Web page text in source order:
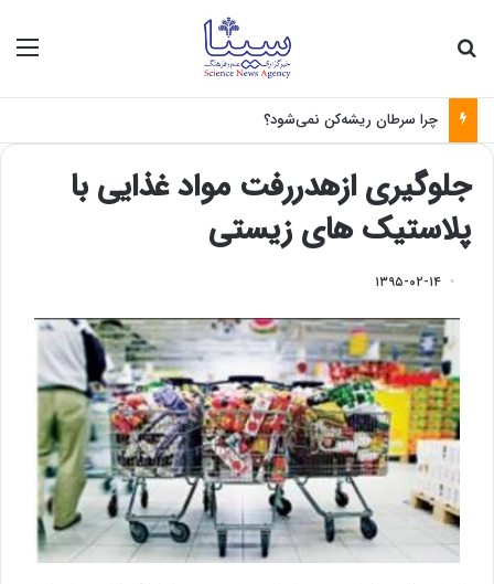
چرا سرطان ریشه‌کن نمی‌شود؟
جلوگیری ازهدررفت مواد غذایی با
پلاستیک های زیستی
۱۳۹۵-۰۲-۱۴